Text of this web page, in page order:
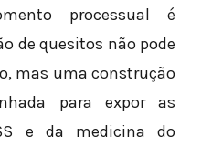
processual é
de quesitos não pode
mas uma construção
para expor as
e da medicina do